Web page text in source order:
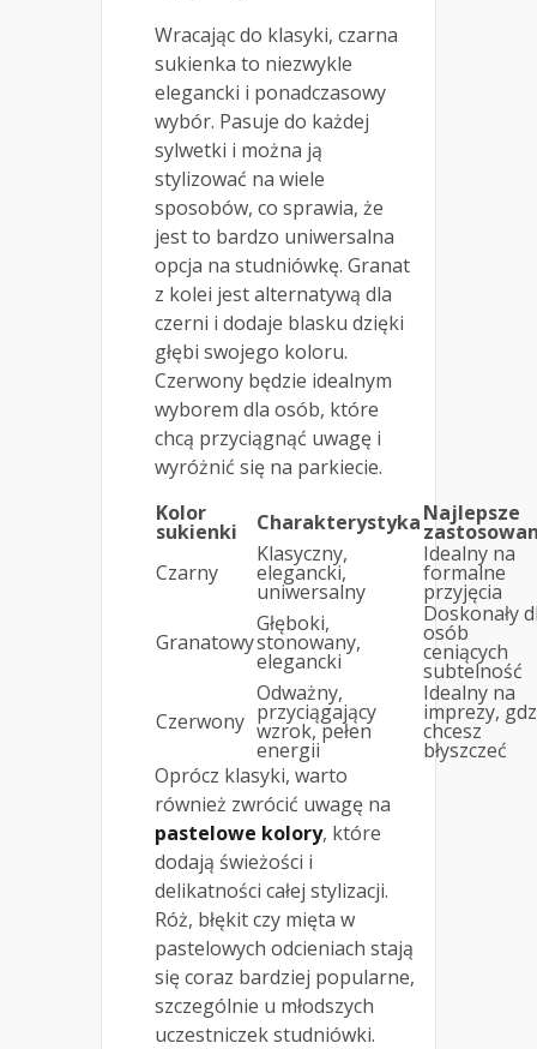
Wracając do klasyki, czarna
sukienka to niezwykle
elegancki i ponadczasowy
wybór. Pasuje do każdej
sylwetki i można ją
stylizować na wiele
sposobów, co sprawia, że
jest to bardzo uniwersalna
opcja na studniówkę. Granat
z kolei jest alternatywą dla
czerni i dodaje blasku dzięki
głębi swojego koloru.
Czerwony będzie idealnym
wyborem dla osób, które
chcą przyciągnąć uwagę i
wyróżnić się na parkiecie.
Kolor
sukienki CharakterystykaNajlepsze
Czarny
Klasyczny,
elegancki,
uniwersalny
Idealny na
formalne
przyjęcia
Granatowy
Głęboki,
stonowany,
elegancki
Doskonały
osób
ceniących
subtelność
Czerwony
Odważny,
przyciągający
wzrok, pełen
energii
Idealny na
imprezy,
chcesz
błyszczeć
Oprócz klasyki, warto
również zwrócić uwagę na
pastelowe kolory, które
dodają świeżości i
delikatności całej stylizacji.
Róż, błękit czy mięta w
pastelowych odcieniach stają
się coraz bardziej popularne,
szczególnie u młodszych
uczestniczek studniówki.